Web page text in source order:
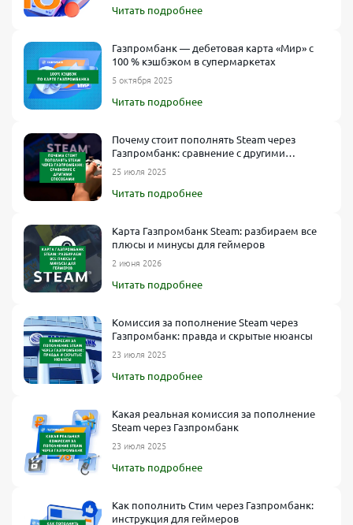
Читать подробнее
Газпромбанк — дебетовая карта «Мир» с
100 % кэшбэком в супермаркетах
5 октября 2025
Читать подробнее
Почему стоит пополнять Steam через
Газпромбанк: сравнение с другими
способами
25 июля 2025
Читать подробнее
Карта Газпромбанк Steam: разбираем все
плюсы и минусы для геймеров
2 июня 2026
Читать подробнее
Комиссия за пополнение Steam через
Газпромбанк: правда и скрытые нюансы
23 июля 2025
Читать подробнее
Какая реальная комиссия за пополнение
Steam через Газпромбанк
23 июля 2025
Читать подробнее
Как пополнить Стим через Газпромбанк:
инструкция для геймеров